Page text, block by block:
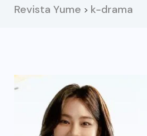
Revista Yume > k-drama